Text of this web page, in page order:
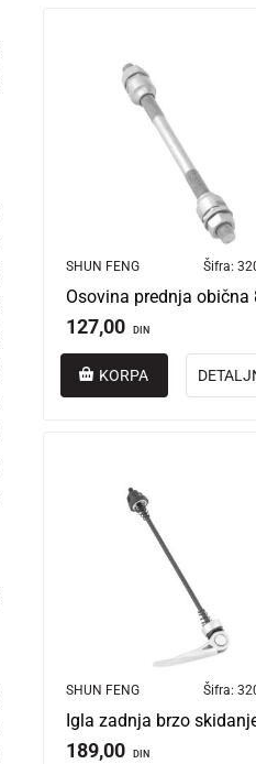
SHUN FENG Šifra:
127,00 DIN
KORPA
SHUN FENG Šifra:
189,00 DIN